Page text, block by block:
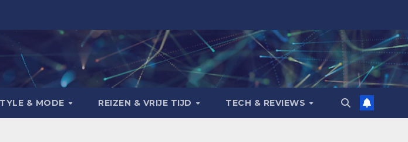
& MODE REIZEN & VRIJE TIJD TECH & REVIEWS